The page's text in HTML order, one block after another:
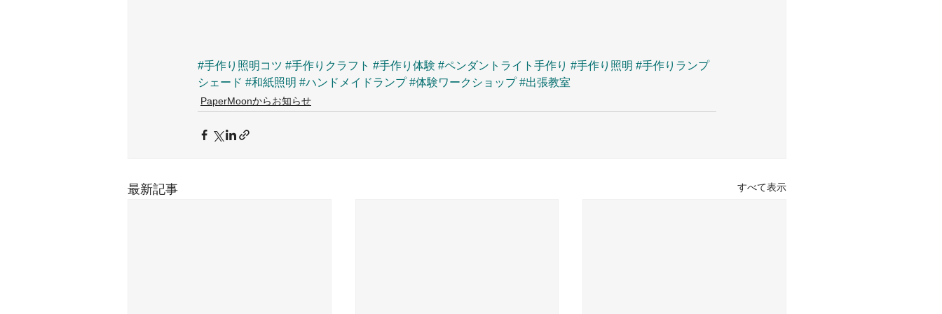
#手作り照明コツ #手作りクラフト #手作り体験 #ペンダントライト手作り #手作り照明 #手作りランプ
シェード #和紙照明 #ハンドメイドランプ #体験ワークショップ #出張教室
PaperMoonからお知らせ
最新記事 すべて表示